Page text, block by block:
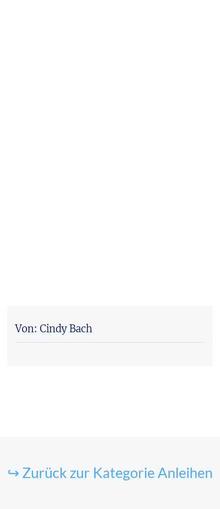
Von: Cindy Bach
↪ Zurück zur Kategorie Anleihen